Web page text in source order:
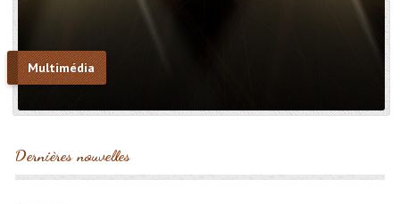
Multimédia
Dernières nouvelles